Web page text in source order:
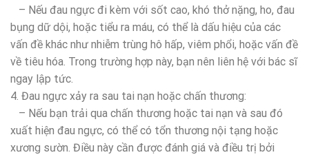
– Nếu đau ngực đi kèm với sốt cao, khó thở nặng, ho, đau
bụng dữ dội, hoặc tiểu ra máu, có thể là dấu hiệu của các
vấn đề khác như nhiễm trùng hô hấp, viêm phổi, hoặc vấn đề
về tiêu hóa. Trong trường hợp này, bạn nên liên hệ với bác sĩ
ngay lập tức.
4. Đau ngực xảy ra sau tai nạn hoặc chấn thương:
– Nếu bạn trải qua chấn thương hoặc tai nạn và sau đó
xuất hiện đau ngực, có thể có tổn thương nội tạng hoặc
xương sườn. Điều này cần được đánh giá và điều trị bởi